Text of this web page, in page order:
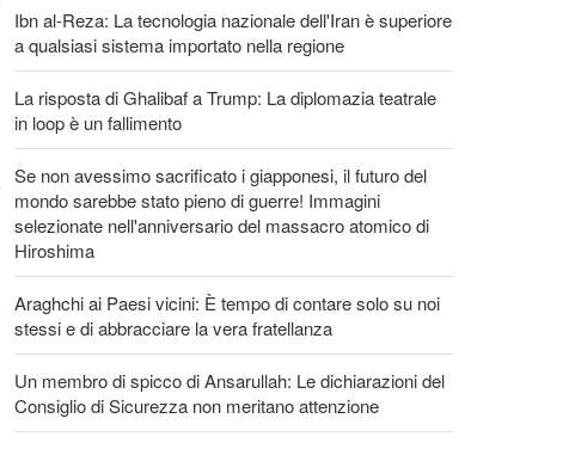
Ibn al-Reza: La tecnologia nazionale dell'Iran è superiore
a qualsiasi sistema importato nella regione
La risposta di Ghalibaf a Trump: La diplomazia teatrale
in loop è un fallimento
Se non avessimo sacrificato i giapponesi, il futuro del
mondo sarebbe stato pieno di guerre! Immagini
selezionate nell'anniversario del massacro atomico di
Hiroshima
Araghchi ai Paesi vicini: È tempo di contare solo su noi
stessi e di abbracciare la vera fratellanza
Un membro di spicco di Ansarullah: Le dichiarazioni del
Consiglio di Sicurezza non meritano attenzione